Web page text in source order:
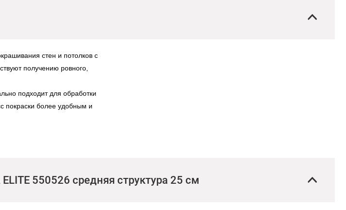
стен и потолков с
получению ровного,
подходит для обработки
покраски более удобным и
550526 средняя структура 25 см